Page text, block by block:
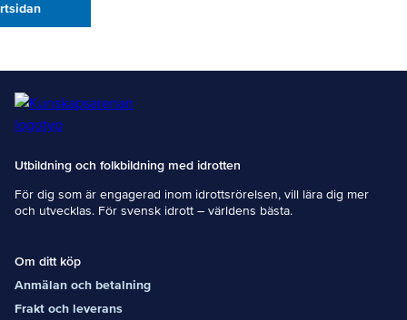
Utbildning och folkbildning med idrotten
För dig som är engagerad inom idrottsrörelsen, vill lära dig mer
och utvecklas. För svensk idrott – världens bästa.
Om ditt köp
Anmälan och betalning
Frakt och leverans